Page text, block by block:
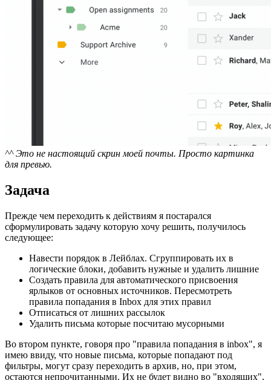
^^ Это не настоящий скрин моей почты. Просто картинка
для превью.
Задача
Прежде чем переходить к действиям я постарался
сформулировать задачу которую хочу решить, получилось
следующее:
Навести порядок в Лейблах. Сгруппировать их в
логические блоки, добавить нужные и удалить лишние
Создать правила для автоматического присвоения
ярлыков от основных источников. Пересмотреть
правила попадания в Inbox для этих правил
Отписаться от лишних рассылок
Удалить письма которые посчитаю мусорными
Во втором пункте, говоря про "правила попадания в inbox", я
имею ввиду, что новые письма, которые попадают под
фильтры, могут сразу переходить в архив, но, при этом,
остаются непрочитанными. Их не будет видно во "входящих",